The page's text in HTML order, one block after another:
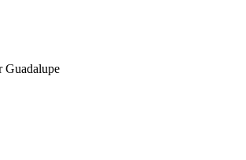
Guadalupe